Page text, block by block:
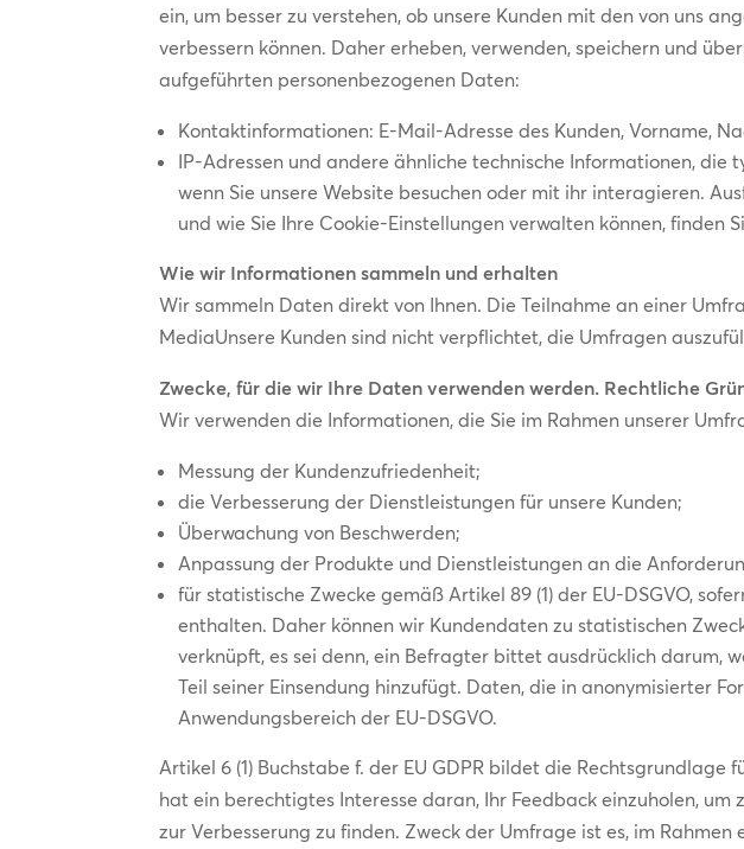
ein, um besser zu verstehen, ob unsere Kunden mit den von uns
verbessern können. Daher erheben, verwenden, speichern und
aufgeführten personenbezogenen Daten:
Kontaktinformationen: E-Mail-Adresse des Kunden, Vorname,
IP-Adressen und andere ähnliche technische Informationen,
wenn Sie unsere Website besuchen oder mit ihr interagieren.
und wie Sie Ihre Cookie-Einstellungen verwalten können, finden
Wie wir Informationen sammeln und erhalten
Wir sammeln Daten direkt von Ihnen. Die Teilnahme an einer
MediaUnsere Kunden sind nicht verpflichtet, die Umfragen
Zwecke, für die wir Ihre Daten verwenden werden. Rechtliche
Wir verwenden die Informationen, die Sie im Rahmen unserer
Messung der Kundenzufriedenheit;
die Verbesserung der Dienstleistungen für unsere Kunden;
Überwachung von Beschwerden;
Anpassung der Produkte und Dienstleistungen an die
für statistische Zwecke gemäß Artikel 89 (1) der EU-DSGVO,
enthalten. Daher können wir Kundendaten zu statistischen
verknüpft, es sei denn, ein Befragter bittet ausdrücklich darum,
Teil seiner Einsendung hinzufügt. Daten, die in anonymisierter
Anwendungsbereich der EU-DSGVO.
Artikel 6 (1) Buchstabe f. der EU GDPR bildet die
hat ein berechtigtes Interesse daran, Ihr Feedback einzuholen,
zur Verbesserung zu finden. Zweck der Umfrage ist es, im